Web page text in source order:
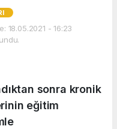
18.05.2021 - 16:23
sonra kronik
eğitim